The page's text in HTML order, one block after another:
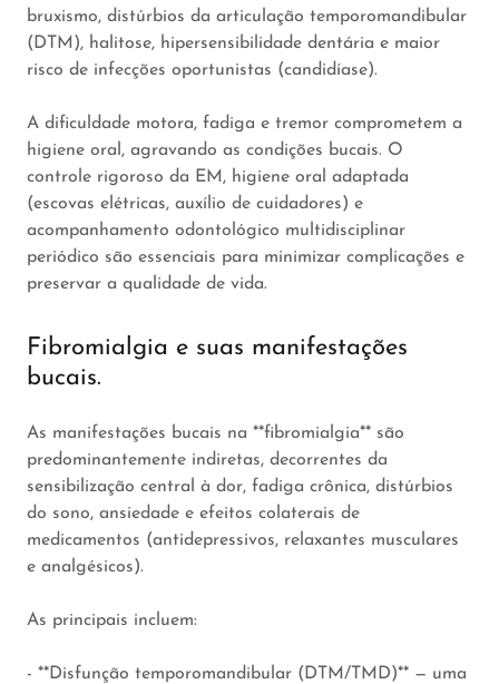
bruxismo, distúrbios da articulação temporomandibular
(DTM), halitose, hipersensibilidade dentária e maior
risco de infecções oportunistas (candidíase).
A dificuldade motora, fadiga e tremor comprometem a
higiene oral, agravando as condições bucais. O
controle rigoroso da EM, higiene oral adaptada
(escovas elétricas, auxílio de cuidadores) e
acompanhamento odontológico multidisciplinar
periódico são essenciais para minimizar complicações e
preservar a qualidade de vida.
Fibromialgia e suas manifestações
bucais.
As manifestações bucais na **fibromialgia** são
predominantemente indiretas, decorrentes da
sensibilização central à dor, fadiga crônica, distúrbios
do sono, ansiedade e efeitos colaterais de
medicamentos (antidepressivos, relaxantes musculares
e analgésicos).
As principais incluem:
- **Disfunção temporomandibular (DTM/TMD)** — uma